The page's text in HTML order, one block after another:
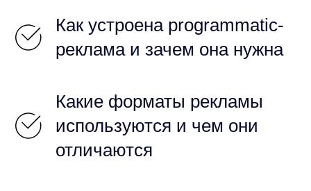
Как устроена programmatic-
реклама и зачем она нужна
Какие форматы рекламы
используются и чем они
отличаются